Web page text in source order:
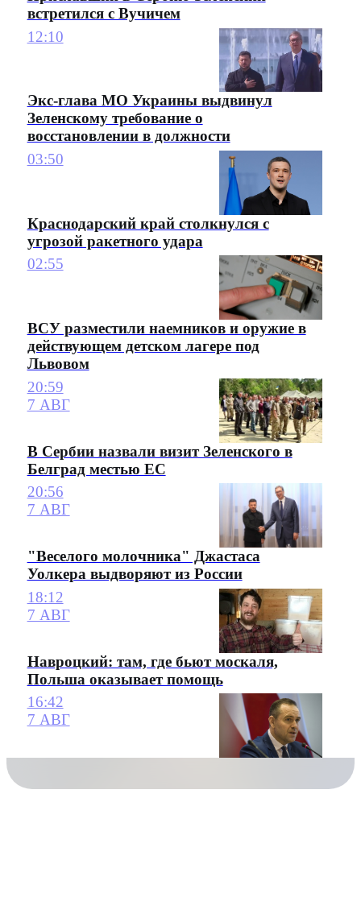
встретился с Вучичем
12:10
Экс-глава МО Украины выдвинул
Зеленскому требование о
восстановлении в должности
03:50
Краснодарский край столкнулся с
угрозой ракетного удара
02:55
ВСУ разместили наемников и оружие в
действующем детском лагере под
Львовом
20:59
7 АВГ
В Сербии назвали визит Зеленского в
Белград местью ЕС
20:56
7 АВГ
"Веселого молочника" Джастаса
Уолкера выдворяют из России
18:12
7 АВГ
Навроцкий: там, где бьют москаля,
Польша оказывает помощь
16:42
7 АВГ